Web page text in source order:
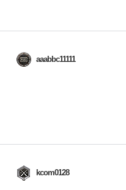
aaabbc11111
kcom0128